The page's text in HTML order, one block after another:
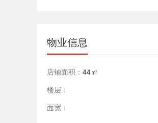
物业信息
店铺面积： 44㎡
楼层：
面宽：